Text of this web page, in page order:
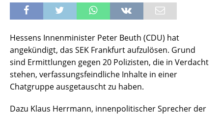
Hessens Innenminister Peter Beuth (CDU) hat
angekündigt, das SEK Frankfurt aufzulösen. Grund
sind Ermittlungen gegen 20 Polizisten, die in Verdacht
stehen, verfassungsfeindliche Inhalte in einer
Chatgruppe ausgetauscht zu haben.
Dazu Klaus Herrmann, innenpolitischer Sprecher der